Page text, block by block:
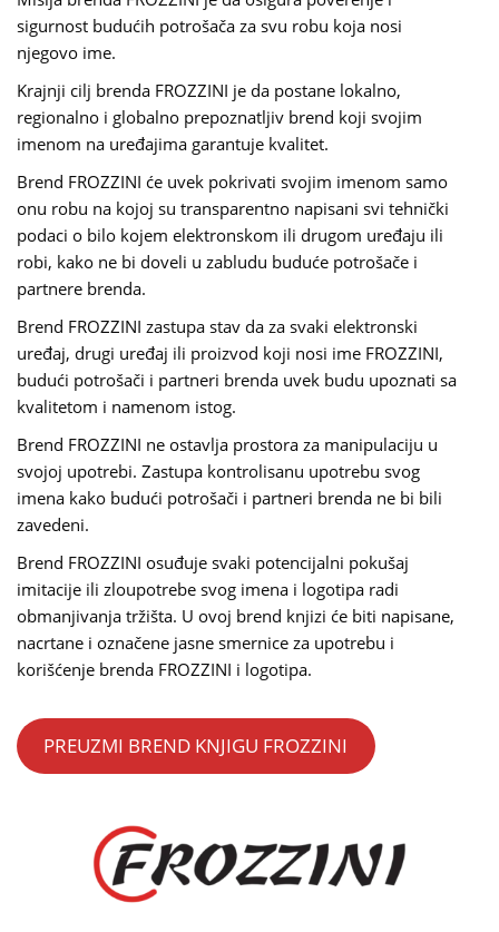
sigurnost budućih potrošača za svu robu koja nosi
njegovo ime.
Krajnji cilj brenda FROZZINI je da postane lokalno,
regionalno i globalno prepoznatljiv brend koji svojim
imenom na uređajima garantuje kvalitet.
Brend FROZZINI će uvek pokrivati svojim imenom samo
onu robu na kojoj su transparentno napisani svi tehnički
podaci o bilo kojem elektronskom ili drugom uređaju ili
robi, kako ne bi doveli u zabludu buduće potrošače i
partnere brenda.
Brend FROZZINI zastupa stav da za svaki elektronski
uređaj, drugi uređaj ili proizvod koji nosi ime FROZZINI,
budući potrošači i partneri brenda uvek budu upoznati sa
kvalitetom i namenom istog.
Brend FROZZINI ne ostavlja prostora za manipulaciju u
svojoj upotrebi. Zastupa kontrolisanu upotrebu svog
imena kako budući potrošači i partneri brenda ne bi bili
zavedeni.
Brend FROZZINI osuđuje svaki potencijalni pokušaj
imitacije ili zloupotrebe svog imena i logotipa radi
obmanjivanja tržišta. U ovoj brend knjizi će biti napisane,
nacrtane i označene jasne smernice za upotrebu i
korišćenje brenda FROZZINI i logotipa.
PREUZMI BREND KNJIGU FROZZINI